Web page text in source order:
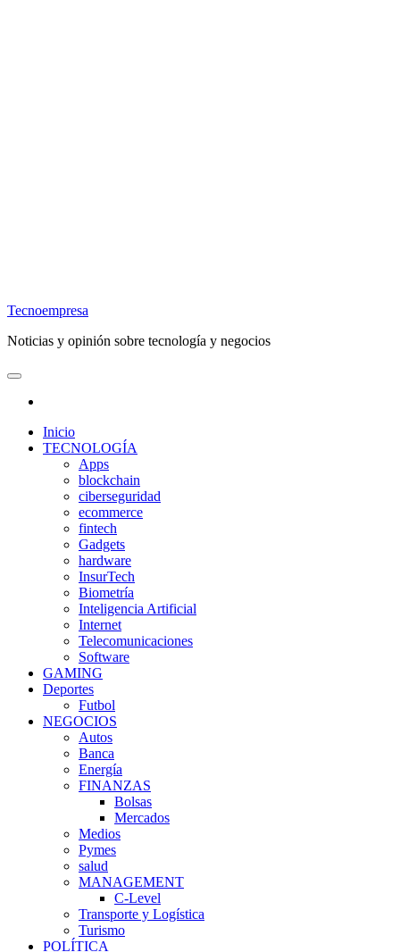
Tecnoempresa
Noticias y opinión sobre tecnología y negocios
Inicio
TECNOLOGÍA
Apps
blockchain
ciberseguridad
ecommerce
fintech
Gadgets
hardware
InsurTech
Biometría
Inteligencia Artificial
Internet
Telecomunicaciones
Software
GAMING
Deportes
Futbol
NEGOCIOS
Autos
Banca
Energía
FINANZAS
Bolsas
Mercados
Medios
Pymes
salud
MANAGEMENT
C-Level
Transporte y Logística
Turismo
POLÍTICA